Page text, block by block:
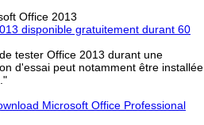
Office 2013
disponible gratuitement durant 60
tester Office 2013 durant une
d'essai peut notamment être installée
Microsoft Office Professional